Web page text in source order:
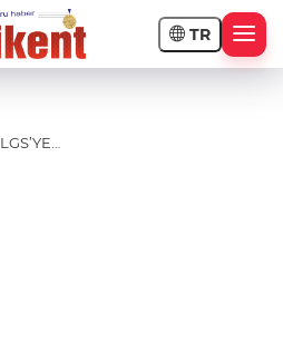
TR
LGS’YE